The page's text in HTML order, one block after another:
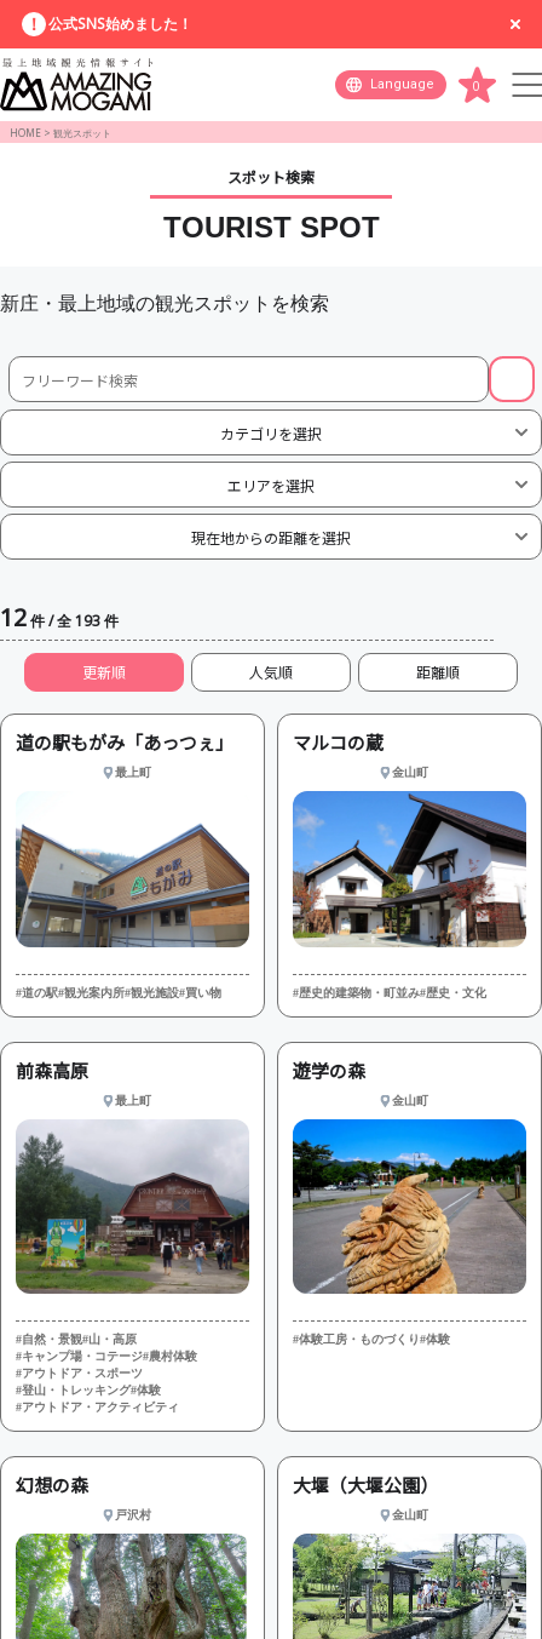
公式SNS始めました！
Language 0
HOME > 観光スポット
スポット検索
TOURIST SPOT
新庄・最上地域の観光スポットを検索
カテゴリを選択
エリアを選択
現在地からの距離を選択
12件 / 全 193 件
更新順 人気順
道の駅もがみ「あっつぇ」
最上町
#道の駅#観光案内所#観光施設#買い物
マルコの蔵
金山町
#歴史的建築物・町並み#歴史・文化
前森高原
最上町
#自然・景観#山・高原
#キャンプ場・コテージ#農村体験
#アウトドア・スポーツ
#登山・トレッキング#体験
#アウトドア・アクティビティ
遊学の森
金山町
#体験工房・ものづくり#体験
幻想の森
戸沢村
大堰（大堰公園）
金山町